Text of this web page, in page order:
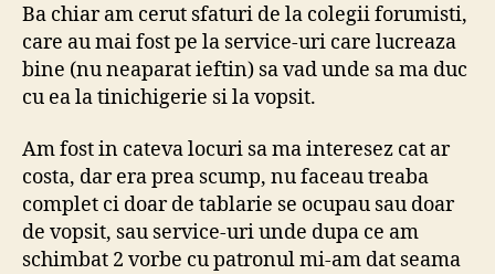
Ba chiar am cerut sfaturi de la colegii forumisti,
care au mai fost pe la service-uri care lucreaza
bine (nu neaparat ieftin) sa vad unde sa ma duc
cu ea la tinichigerie si la vopsit.
Am fost in cateva locuri sa ma interesez cat ar
costa, dar era prea scump, nu faceau treaba
complet ci doar de tablarie se ocupau sau doar
de vopsit, sau service-uri unde dupa ce am
schimbat 2 vorbe cu patronul mi-am dat seama